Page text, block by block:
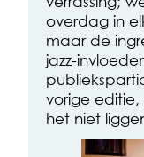
overdag in
maar de
jazz-
vorige
het niet